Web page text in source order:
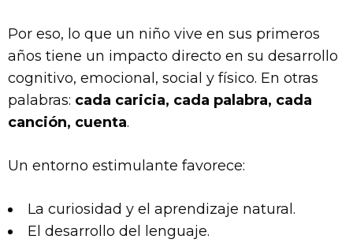
Por eso, lo que un niño vive en sus primeros
años tiene un impacto directo en su desarrollo
cognitivo, emocional, social y físico. En otras
palabras: cada caricia, cada palabra, cada
canción, cuenta.
Un entorno estimulante favorece:
La curiosidad y el aprendizaje natural.
El desarrollo del lenguaje.